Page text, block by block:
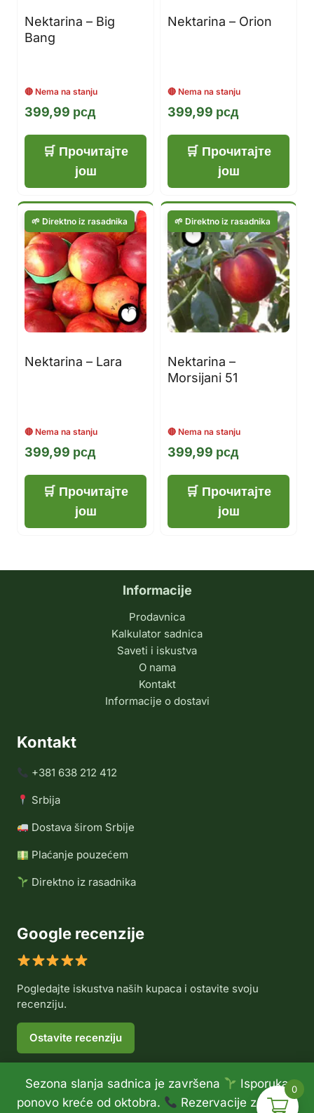
Sezona slanja sadnica je završena
Isporuka
ponovo kreće od oktobra.
Rezervacije za jesen
Nektarina – Big
Bang
399,99 рсд
Прочитајте
још
Nektarina – Orion
399,99 рсд
Прочитајте
још
Nektarina – Lara
399,99 рсд
Прочитајте
још
Nektarina –
Morsijani 51
399,99 рсд
Прочитајте
још
Informacije
Prodavnica
Kalkulator sadnica
Saveti i iskustva
O nama
Kontakt
Informacije o dostavi
Kontakt
+381 638 212 412
Srbija
Dostava širom Srbije
Plaćanje pouzećem
Direktno iz rasadnika
Google recenzije
Pogledajte iskustva naših kupaca i ostavite svoju
recenziju.
Ostavite recenziju
© 2026 Rasadnik Voće Delux •Politika privatnosti•
0